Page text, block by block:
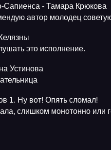
Сапиенса - Тамара Крюкова
автор молодец
это исполнение.
Устинова
1. Ну вот! Опять сломал!
слишком монотонно